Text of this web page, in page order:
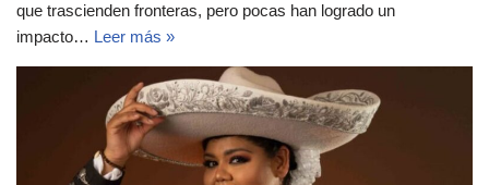
que trascienden fronteras, pero pocas han logrado un
impacto… Leer más »